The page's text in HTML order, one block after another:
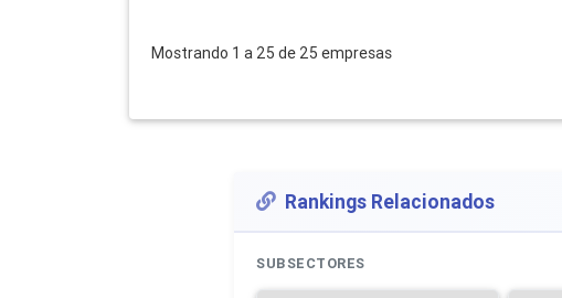
Mostrando 1 a 25 de 25 empresas
Rankings Relacionados
SUBSECTORES